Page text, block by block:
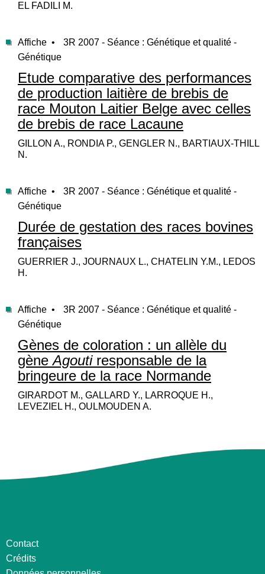
EL FADILI M.
Affiche •
3R 2007 - Séance : Génétique et qualité -
Génétique
Etude comparative des performances
de production laitière de brebis de
race Mouton Laitier Belge avec celles
de brebis de race Lacaune
GILLON A., RONDIA P., GENGLER N., BARTIAUX-THILL
N.
Affiche •
3R 2007 - Séance : Génétique et qualité -
Génétique
Durée de gestation des races bovines
françaises
GUERRIER J., JOURNAUX L., CHATELIN Y.M., LEDOS
H.
Affiche •
3R 2007 - Séance : Génétique et qualité -
Génétique
Gènes de coloration : un allèle du
gèneAgoutiresponsable de la
bringeure de la race Normande
GIRARDOT M., GALLARD Y., LARROQUE H.,
LEVEZIEL H., OULMOUDEN A.
Contact
Crédits